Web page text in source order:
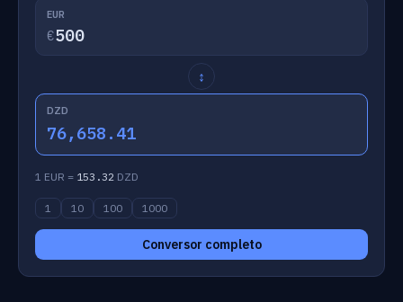
EUR
€
↕
DZD
76,658.41
1 EUR = 153.32 DZD
1 10 100 1000
Conversor completo